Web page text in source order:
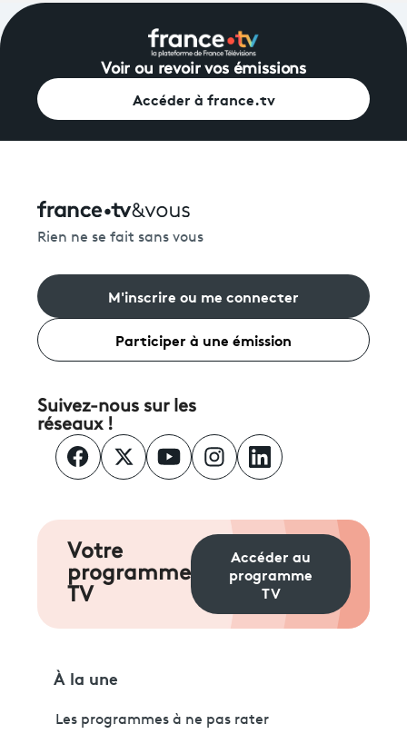
Voir ou revoir vos émissions
Accéder à france.tv
Rien ne se fait sans vous
M'inscrire ou me connecter
Participer à une émission
Suivez-nous sur les
réseaux !
Votre
programme
TV
Accéder au
programme
TV
À la une
Les programmes à ne pas rater